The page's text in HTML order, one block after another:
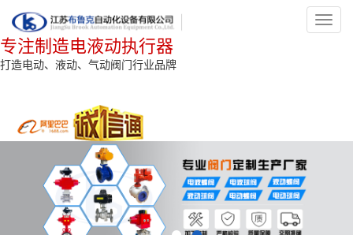
专注制造电液动执行器
打造电动、液动、气动阀门行业品牌